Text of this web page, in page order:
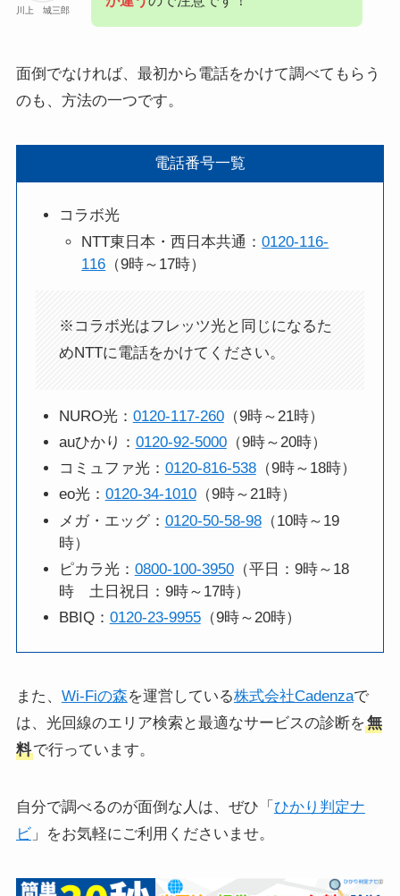
川上 城三郎
面倒でなければ、最初から電話をかけて調べてもらう
のも、方法の一つです。
電話番号一覧
コラボ光
NTT東日本・西日本共通：0120-116-
116 （9時～17時）
※コラボ光はフレッツ光と同じになるた
めNTTに電話をかけてください。
NURO光： 0120-117-260（9時～21時）
auひかり： 0120-92-5000（9時～20時）
コミュファ光： 0120-816-538（9時～18時）
eo光： 0120-34-1010（9時～21時）
メガ・エッグ： 0120-50-58-98（10時～19
時）
ピカラ光： 0800-100-3950（平日：9時～18
時 土日祝日：9時～17時）
BBIQ： 0120-23-9955（9時～20時）
また、 Wi-Fiの森を運営している株式会社Cadenzaで
は、光回線のエリア検索と最適なサービスの診断を無
料で行っています。
自分で調べるのが面倒な人は、ぜひ「 ひかり判定ナ
ビ」をお気軽にご利用くださいませ。